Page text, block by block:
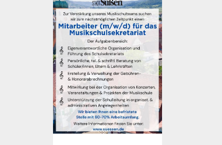
Hitzewarnung / UV-
Index
ÖPNV
Bürgerbus (MOBS)
Abfall und Entsorgung
Kultur & Freizeit